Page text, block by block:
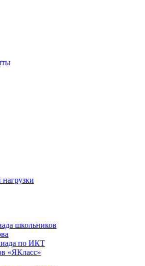
школьников
по ИКТ
«ЯКласс»